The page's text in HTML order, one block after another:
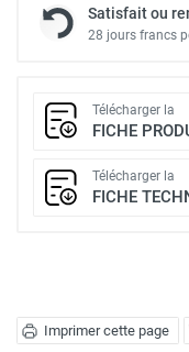
Imprimer cette page
Satisfait ou
28 jours francs
Télécharger la
FICHE
Télécharger la
FICHE